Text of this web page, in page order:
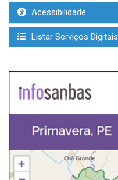
Acessibilidade
Listar Serviços Digitais